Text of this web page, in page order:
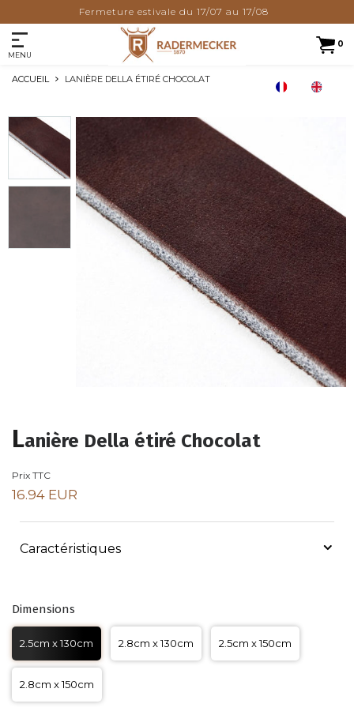
Fermeture estivale du 17/07 au 17/08
0
MENU
ACCUEIL LANIÈRE DELLA ÉTIRÉ CHOCOLAT
Lanière Della étiré Chocolat
Prix TTC
16.94 EUR
Caractéristiques
Dimensions
2.5cm x 130cm 2.8cm x 130cm 2.5cm x 150cm
2.8cm x 150cm